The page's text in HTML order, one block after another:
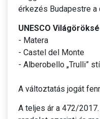
érkezés Budapestre a
UNESCO
- Matera
- Castel del Monte
- Alberobello „Trulli”
A változtatás jogát
A teljes ár a 472/2017.